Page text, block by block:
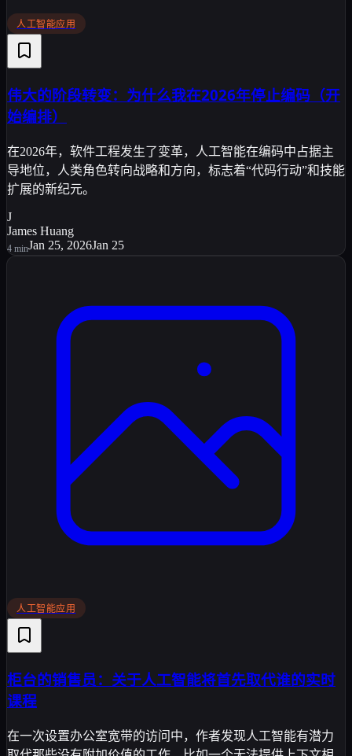
人工智能应用
伟大的阶段转变：为什么我在2026年停止编码（开
始编排）
在2026年，软件工程发生了变革，人工智能在编码中占据主
导地位，人类角色转向战略和方向，标志着“代码行动”和技能
扩展的新纪元。
J
James Huang
4 minJan 25, 2026Jan 25
人工智能应用
柜台的销售员：关于人工智能将首先取代谁的实时
课程
在一次设置办公室宽带的访问中，作者发现人工智能有潜力